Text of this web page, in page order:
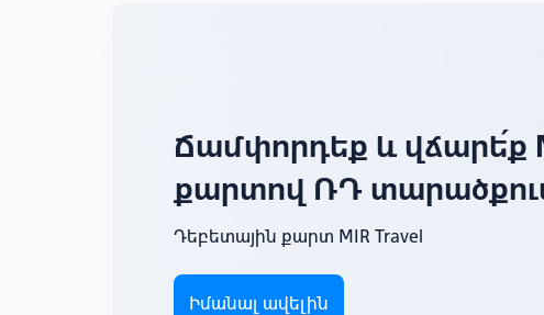
Ճամփորդեք և վճարե՛ք
քարտով ՌԴ
Դեբետային քարտ MIR Travel
Իմանալ ավելին